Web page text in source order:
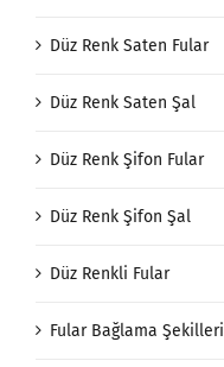
Düz Renk Saten Fular
Düz Renk Saten Şal
Düz Renk Şifon Fular
Düz Renk Şifon Şal
Düz Renkli Fular
Fular Bağlama Şekilleri